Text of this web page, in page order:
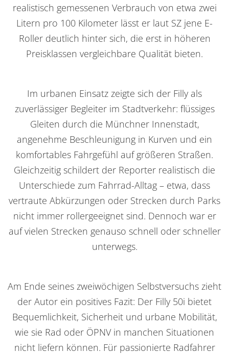
realistisch gemessenen Verbrauch von etwa zwei
Litern pro 100 Kilometer lässt er laut SZ jene E-
Roller deutlich hinter sich, die erst in höheren
Preisklassen vergleichbare Qualität bieten.
Im urbanen Einsatz zeigte sich der Filly als
zuverlässiger Begleiter im Stadtverkehr: flüssiges
Gleiten durch die Münchner Innenstadt,
angenehme Beschleunigung in Kurven und ein
komfortables Fahrgefühl auf größeren Straßen.
Gleichzeitig schildert der Reporter realistisch die
Unterschiede zum Fahrrad-Alltag – etwa, dass
vertraute Abkürzungen oder Strecken durch Parks
nicht immer rollergeeignet sind. Dennoch war er
auf vielen Strecken genauso schnell oder schneller
unterwegs.
Am Ende seines zweiwöchigen Selbstversuchs zieht
der Autor ein positives Fazit: Der Filly 50i bietet
Bequemlichkeit, Sicherheit und urbane Mobilität,
wie sie Rad oder ÖPNV in manchen Situationen
nicht liefern können. Für passionierte Radfahrer